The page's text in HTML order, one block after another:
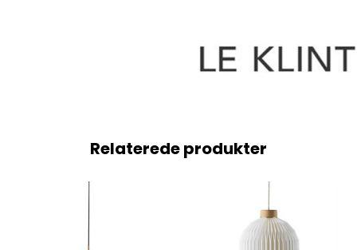
Relaterede produkter